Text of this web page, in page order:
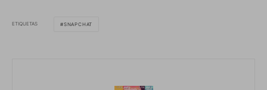
ETIQUETAS SNAPCHAT